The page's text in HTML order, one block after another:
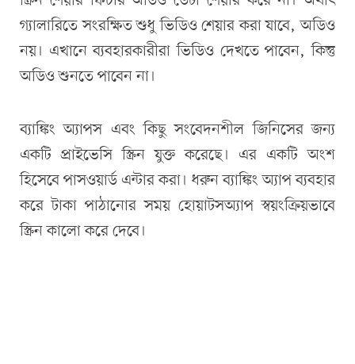
গ্যালারিতে সংরক্ষিত শুধু ভিডিও শেয়ার করা যাবে, অডিও
নয়। এখানে ব্যবহারকারীরা ভিডিও দেখতে পাবেন, কিন্তু
অডিও শুনতে পাবেন না।
ব্যাঙ্কিং অ্যাপস এবং কিছু সংবেদনশীল জিনিসের জন্য
একটি প্রাইভেসি স্ক্রিন যুক্ত করেছে। এর একটি অংশ
হিসেবে পাসওয়ার্ড এন্টার করা। ধরুন ব্যাঙ্কিং অ্যাপ ব্যবহার
করে টাকা পাঠানোর সময় হোয়াটসঅ্যাপ স্বয়ংক্রিয়ভাবে
স্ক্রিন কালো করে দেবে।